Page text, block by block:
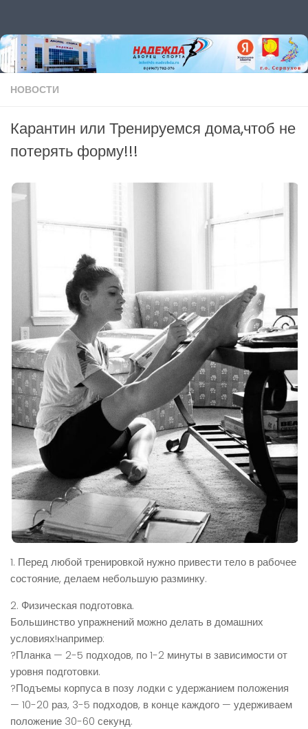
НОВОСТИ
Карантин или Тренируемся дома,чтоб не
потерять форму!!!
1. Перед любой тренировкой нужно привести тело в рабочее
состояние, делаем небольшую разминку.
2. Физическая подготовка.
Большинство упражнений можно делать в домашних
условиях!например:
?Планка — 2-5 подходов, по 1-2 минуты в зависимости от
уровня подготовки.
?Подъемы корпуса в позу лодки с удержанием положения
— 10-20 раз, 3-5 подходов, в конце каждого — удерживаем
положение 30-60 секунд.